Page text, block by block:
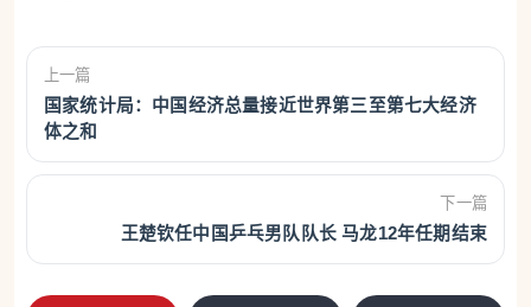
上一篇
国家统计局：中国经济总量接近世界第三至第七大经济
体之和
下一篇
王楚钦任中国乒乓男队队长 马龙12年任期结束